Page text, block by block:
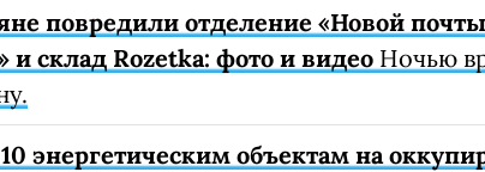
повредили отделение «Новой
склад Rozetka: фото и видео Ночью
энергетическим объектам на